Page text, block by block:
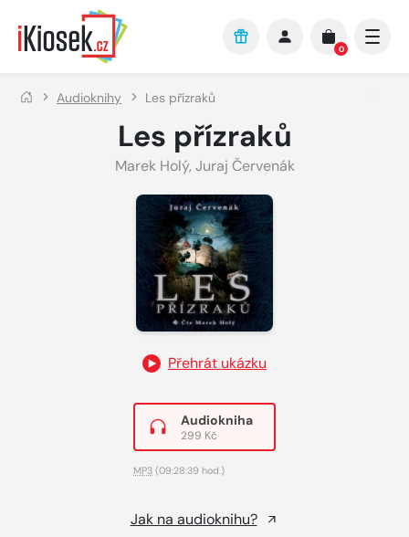
Přejít na hlavní obsah
0
Audioknihy Les přízraků
Les přízraků
Marek Holý, Juraj Červenák
Přehrát ukázku
Audiokniha
299 Kč
MP3 (09:28:39 hod.)
Jak na audioknihu?